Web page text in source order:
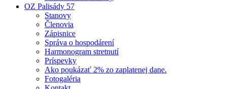
OZ Palisády 57
Stanovy
Členovia
Zápisnice
Správa o hospodárení
Harmonogram stretnutí
Príspevky
Ako poukázať 2% zo zaplatenej dane.
Fotogaléria